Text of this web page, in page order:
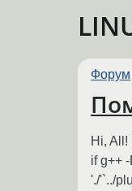
Форум
Hi,
if g++
'./'`../